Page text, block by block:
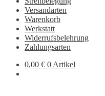
Versandarten
Warenkorb
Werkstatt
Widerrufsbelehrung
Zahlungsarten
0,00 € 0 Artikel